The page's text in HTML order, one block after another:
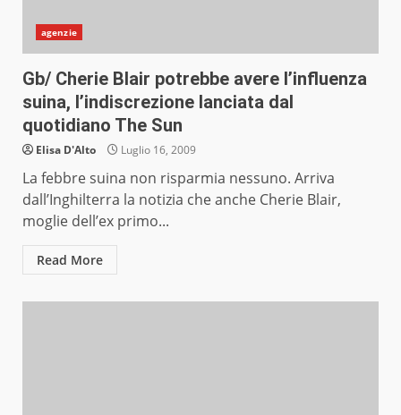
agenzie
Gb/ Cherie Blair potrebbe avere l’influenza
suina, l’indiscrezione lanciata dal
quotidiano The Sun
Elisa D'Alto Luglio 16, 2009
La febbre suina non risparmia nessuno. Arriva
dall’Inghilterra la notizia che anche Cherie Blair,
moglie dell’ex primo...
Read More